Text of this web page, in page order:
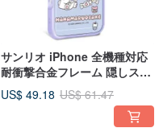
サンリオ iPhone 全機種対応
耐衝撃合金フレーム 隠しスタ
ンド付きスマホケース - ドー
ナツ花丸
US$ 49.18 US$ 61.47